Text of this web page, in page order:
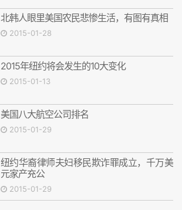
北韩人眼里美国农民悲惨生活，有图有真相
2015-01-28
2015年纽约将会发生的10大变化
2015-01-13
美国八大航空公司排名
2015-01-29
纽约华裔律师夫妇移民欺诈罪成立，千万美
元家产充公
2015-01-29